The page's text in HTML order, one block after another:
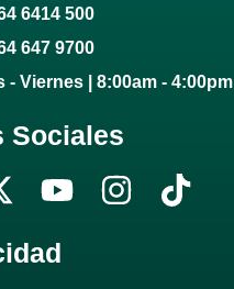
6414 500
647 9700
- Viernes | 8:00am - 4:00pm
Sociales
Y
u
I
T